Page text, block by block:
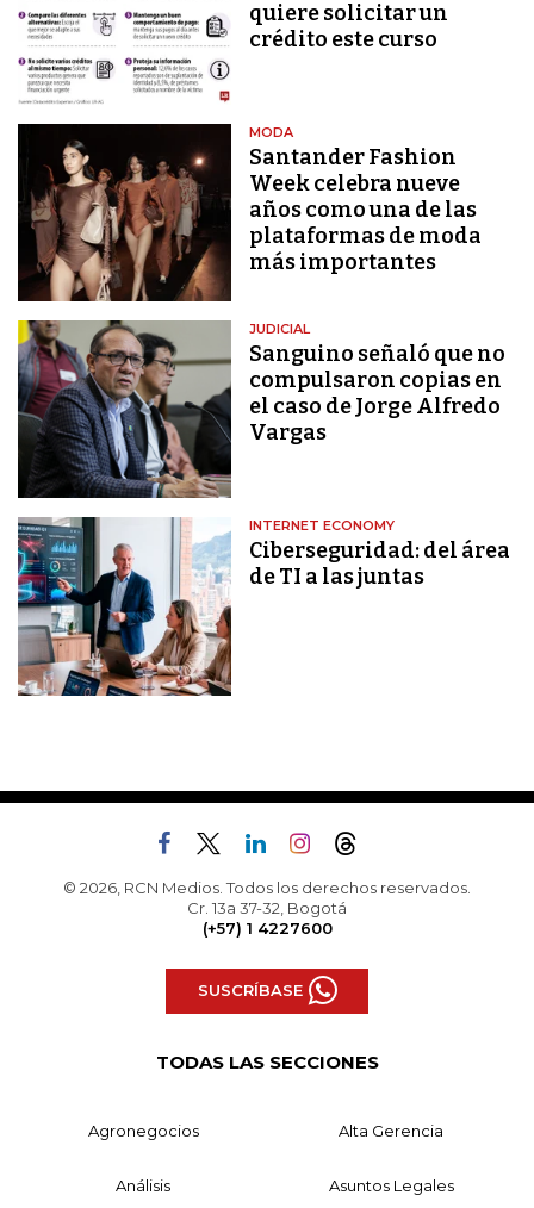
quiere solicitar un
crédito este curso
MODA
Santander Fashion
Week celebra nueve
años como una de las
plataformas de moda
más importantes
JUDICIAL
Sanguino señaló que no
compulsaron copias en
el caso de Jorge Alfredo
Vargas
INTERNET ECONOMY
Ciberseguridad: del área
de TI a las juntas
© 2026, RCN Medios. Todos los derechos reservados.
Cr. 13a 37-32, Bogotá
(+57) 1 4227600
SUSCRÍBASE
TODAS LAS SECCIONES
Agronegocios Alta Gerencia
Análisis Asuntos Legales